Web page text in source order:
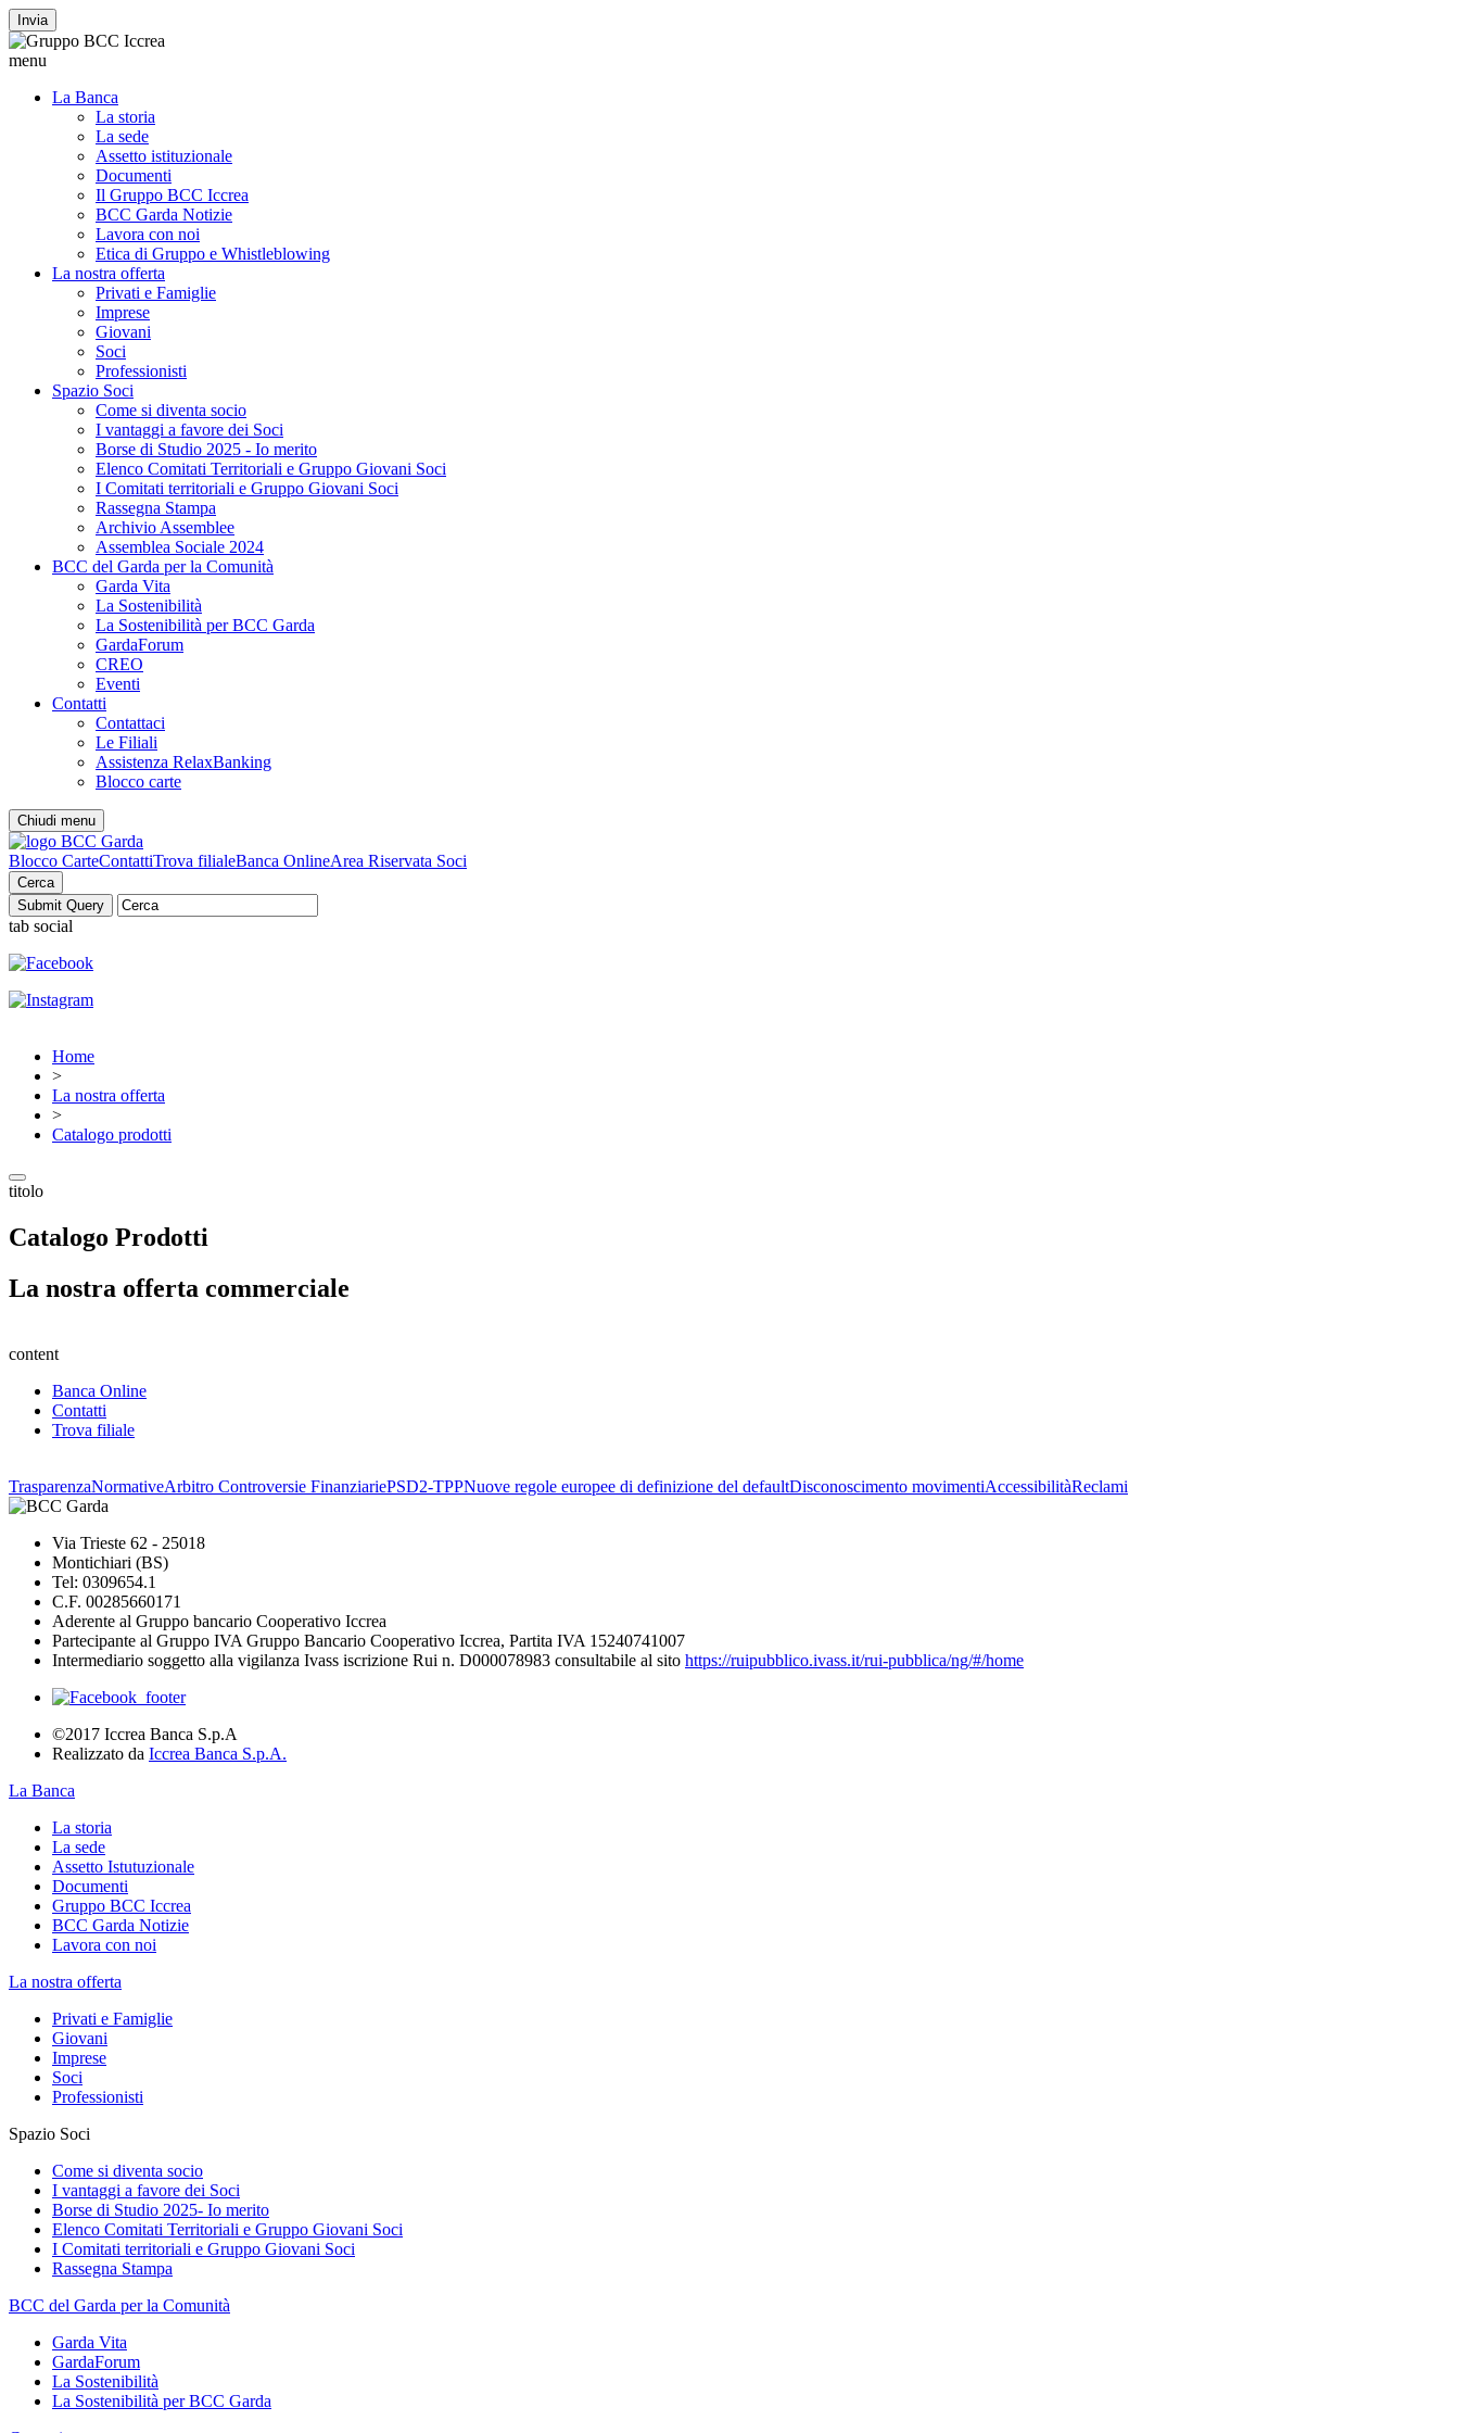
Invia
menu
La Banca
La storia
La sede
Assetto istituzionale
Documenti
Il Gruppo BCC Iccrea
BCC Garda Notizie
Lavora con noi
Etica di Gruppo e Whistleblowing
La nostra offerta
Privati e Famiglie
Imprese
Giovani
Soci
Professionisti
Spazio Soci
Come si diventa socio
I vantaggi a favore dei Soci
Borse di Studio 2025 - Io merito
Elenco Comitati Territoriali e Gruppo Giovani Soci
I Comitati territoriali e Gruppo Giovani Soci
Rassegna Stampa
Archivio Assemblee
Assemblea Sociale 2024
BCC del Garda per la Comunità
Garda Vita
La Sostenibilità
La Sostenibilità per BCC Garda
GardaForum
CREO
Eventi
Contatti
Contattaci
Le Filiali
Assistenza RelaxBanking
Blocco carte
Chiudi menu
Blocco CarteContattiTrova filialeBanca OnlineArea Riservata Soci
Cerca
tab social
Home
>
La nostra offerta
>
Catalogo prodotti
titolo
Catalogo Prodotti
La nostra offerta commerciale
content
Banca Online
Contatti
Trova filiale
TrasparenzaNormativeArbitro Controversie FinanziariePSD2-TPPNuove regole europee di definizione del defaultDisconoscimento movimentiAccessibilitàReclami
Via Trieste 62 - 25018
Montichiari (BS)
Tel: 0309654.1
C.F. 00285660171
Aderente al Gruppo bancario Cooperativo Iccrea
Partecipante al Gruppo IVA Gruppo Bancario Cooperativo Iccrea, Partita IVA 15240741007
Intermediario soggetto alla vigilanza Ivass iscrizione Rui n. D000078983 consultabile al sito https://ruipubblico.ivass.it/rui-pubblica/ng/#/home
©2017 Iccrea Banca S.p.A
Realizzato da Iccrea Banca S.p.A.
La Banca
La storia
La sede
Assetto Istutuzionale
Documenti
Gruppo BCC Iccrea
BCC Garda Notizie
Lavora con noi
La nostra offerta
Privati e Famiglie
Giovani
Imprese
Soci
Professionisti
Spazio Soci
Come si diventa socio
I vantaggi a favore dei Soci
Borse di Studio 2025- Io merito
Elenco Comitati Territoriali e Gruppo Giovani Soci
I Comitati territoriali e Gruppo Giovani Soci
Rassegna Stampa
BCC del Garda per la Comunità
Garda Vita
GardaForum
La Sostenibilità
La Sostenibilità per BCC Garda